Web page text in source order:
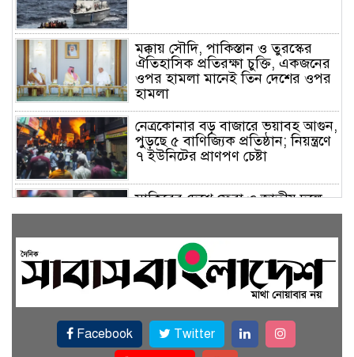
মক্কায় সৌদি, পাকিস্তান ও তুরস্কের
ঐতিহাসিক প্রতিরক্ষা চুক্তি, একজনের
ওপর হামলা মানেই তিন দেশের ওপর
হামলা
নেত্রকোনার বড় বাজারে ভয়াবহ আগুন,
পুড়ছে ৫ বাণিজ্যিক প্রতিষ্ঠান; নিয়ন্ত্রণে
৭ ইউনিটের প্রাণপণ চেষ্টা
সাকিবের দেশে ফেরা ও জাতীয় দলে
ফেরার সম্ভাবনা নেই, ইঙ্গিত ক্রীড়া
ফেসবুকে যুক্ত হলো বিকাশ, সহজ
হলো ডিজিটাল পেমেন্ট
বৃষ্টি উপেক্ষা করে ‘জুলাই গণঅভ্যুত্থান
Facebook
Twitter